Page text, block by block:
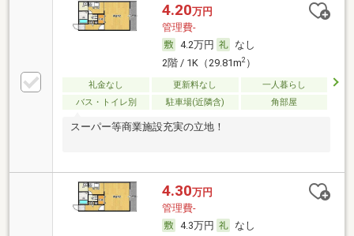
4.20万円
管理費-
4.2万円
なし
2階 / 1K（29.81m2）
礼金なし 更新料なし
一人暮らし
バス・トイレ別
駐車場(近隣含) 角部屋
スーパー等商業施設充実の立地！
4.30万円
管理費-
4.3万円
なし